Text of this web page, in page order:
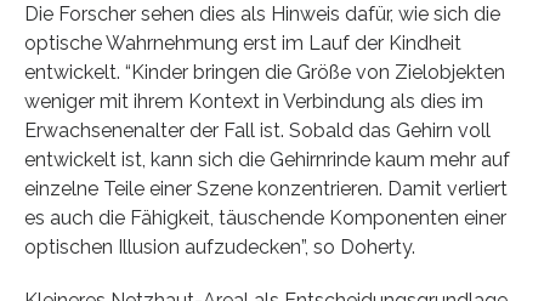
Die Forscher sehen dies als Hinweis dafür, wie sich die
optische Wahrnehmung erst im Lauf der Kindheit
entwickelt. “Kinder bringen die Größe von Zielobjekten
weniger mit ihrem Kontext in Verbindung als dies im
Erwachsenenalter der Fall ist. Sobald das Gehirn voll
entwickelt ist, kann sich die Gehirnrinde kaum mehr auf
einzelne Teile einer Szene konzentrieren. Damit verliert
es auch die Fähigkeit, täuschende Komponenten einer
optischen Illusion aufzudecken”, so Doherty.